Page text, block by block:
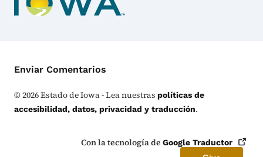
Menú de Contacto
Enviar Comentarios
©2026Estado de Iowa - Lea nuestras políticas de
accesibilidad, datos, privacidad y traducción.
Con la tecnología de Google Traductor